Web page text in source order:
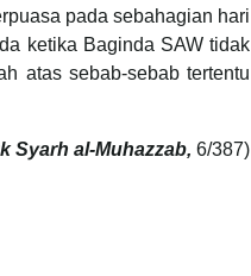
pada sebahagian hari
ketika Baginda SAW tidak
atas sebab-sebab tertentu
Syarh al-Muhazzab, 6/387)